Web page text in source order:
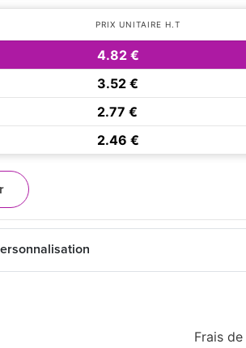
PRIX UNITAIRE H.T
4.82 €
3.52 €
2.77 €
2.46 €
Frais